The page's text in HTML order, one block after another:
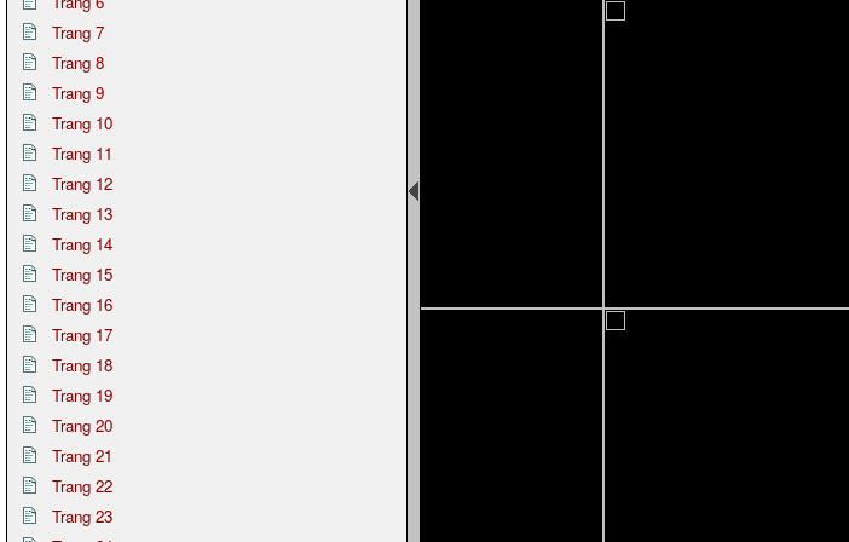
Trang 7
Trang 8
Trang 9
Trang 10
Trang 11
Trang 12
Trang 13
Trang 14
Trang 15
Trang 16
Trang 17
Trang 18
Trang 19
Trang 20
Trang 21
Trang 22
Trang 23